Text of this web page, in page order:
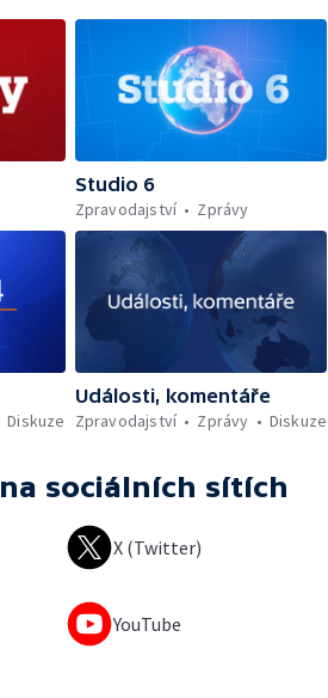
Studio 6
Zpravodajství
Zprávy
Diskuze
Události, komentáře
Zpravodajství
Zprávy Diskuze
na sociálních sítích
X (Twitter)
YouTube